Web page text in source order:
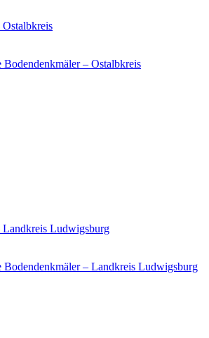
– Ostalbkreis
Landkreis Ludwigsburg
Bodendenkmäler – Landkreis Ludwigsburg